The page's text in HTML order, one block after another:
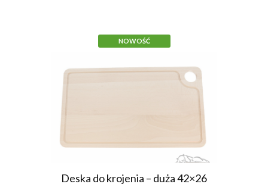
NOWOŚĆ
Deska do krojenia – duża 42×26